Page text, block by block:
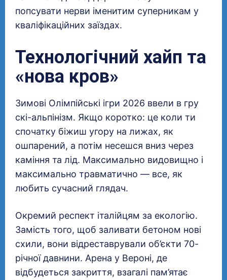
попсувати нерви іменитим суперникам у
кваліфікаційних заїздах.
Технологічний хайп та
«нова кров»
Зимові Олімпійські ігри 2026 ввели в гру
скі-альпінізм. Якщо коротко: це коли ти
спочатку біжиш угору на лижах, як
ошпарений, а потім несешся вниз через
каміння та лід. Максимально видовищно і
максимально травматично — все, як
любить сучасний глядач.
Окремий респект італійцям за екологію.
Замість того, щоб заливати бетоном нові
схили, вони відреставрували об’єкти 70-
річної давнини. Арена у Вероні, де
відбудеться закриття, взагалі пам’ятає